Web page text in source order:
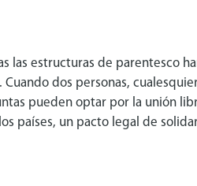
las estructuras de parentesco
dos personas,
pueden optar por la unión
países, un pacto legal de